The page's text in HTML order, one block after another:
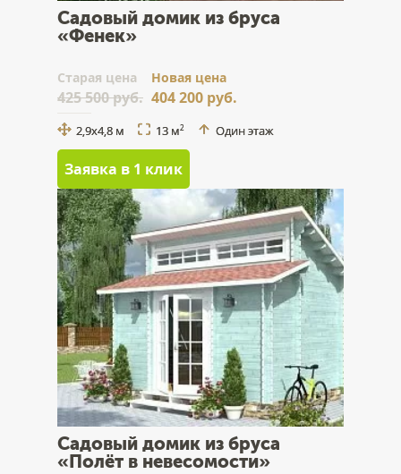
Садовый домик из бруса
«Фенек»
Cтарая цена
425 500 руб.
Новая цена
404 200 руб.
2,9x4,8 м 13 м2 Один этаж
Заявка в 1 клик
Садовый домик из бруса
«Полёт в невесомости»